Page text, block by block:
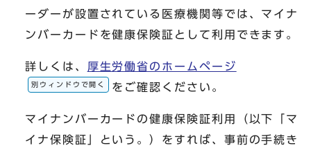
ーダーが設置されている医療機関等では、マイナ
ンバーカードを健康保険証として利用できます。
詳しくは、 厚生労働省のホームページ
別ウィンドウで開く をご確認ください。
マイナンバーカードの健康保険証利用（以下「マ
イナ保険証」という。）をすれば、事前の手続き